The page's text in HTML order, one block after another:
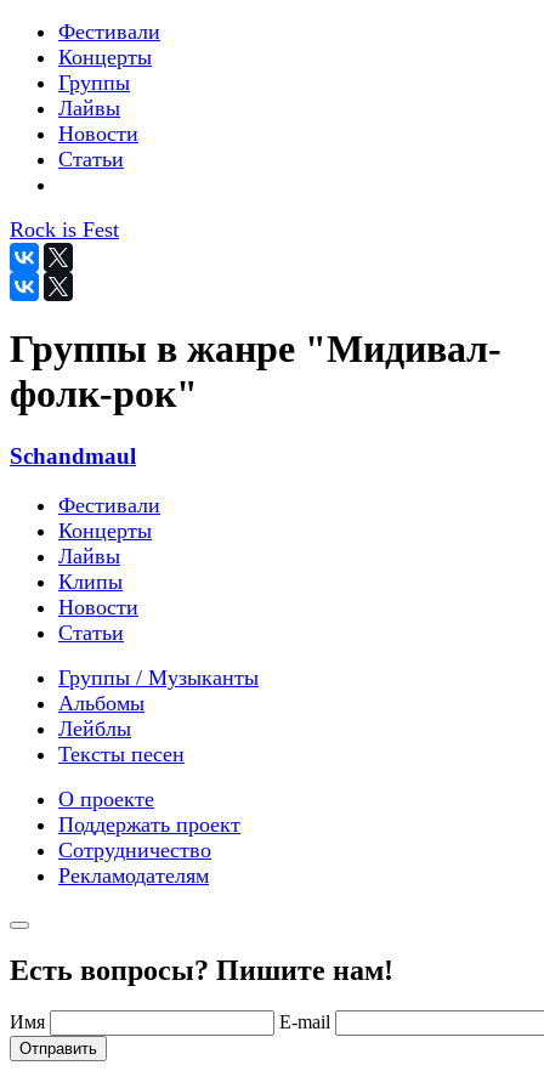
Фестивали
Концерты
Группы
Лайвы
Новости
Статьи
Rock is Fest
Группы в жанре "Мидивал-
фолк-рок"
Schandmaul
Фестивали
Концерты
Лайвы
Клипы
Новости
Статьи
Группы / Музыканты
Альбомы
Лейблы
Тексты песен
О проекте
Поддержать проект
Сотрудничество
Рекламодателям
Есть вопросы? Пишите нам!
Имя E-mail